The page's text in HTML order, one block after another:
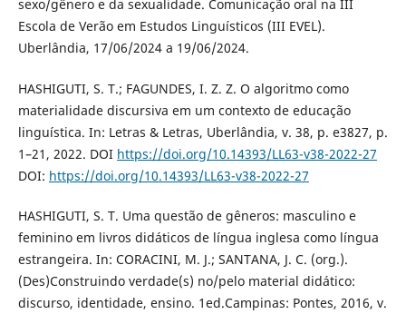
sexo/gênero e da sexualidade. Comunicação oral na III
Escola de Verão em Estudos Linguísticos (III EVEL).
Uberlândia, 17/06/2024 a 19/06/2024.
HASHIGUTI, S. T.; FAGUNDES, I. Z. Z. O algoritmo como
materialidade discursiva em um contexto de educação
linguística. In: Letras & Letras, Uberlândia, v. 38, p. e3827, p.
1–21, 2022. DOI https://doi.org/10.14393/LL63-v38-2022-27
DOI: https://doi.org/10.14393/LL63-v38-2022-27
HASHIGUTI, S. T. Uma questão de gêneros: masculino e
feminino em livros didáticos de língua inglesa como língua
estrangeira. In: CORACINI, M. J.; SANTANA, J. C. (org.).
(Des)Construindo verdade(s) no/pelo material didático:
discurso, identidade, ensino. 1ed.Campinas: Pontes, 2016, v.